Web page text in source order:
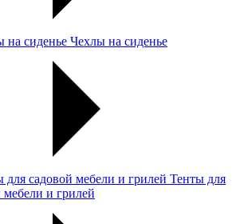
Чехлы на сиденье
Тенты для
мебели и грилей